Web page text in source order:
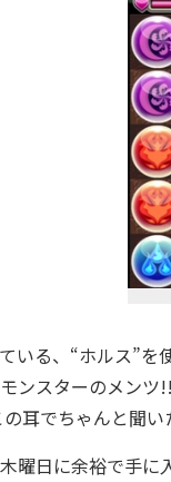
いる、“ホルス”
ンスターのメンツ
耳でちゃんと聞い
曜日に余裕で手に